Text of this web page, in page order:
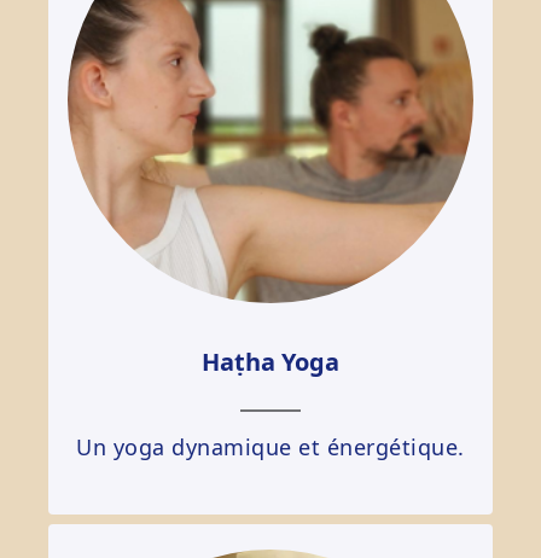
Haṭha Yoga
Un yoga dynamique et énergétique.